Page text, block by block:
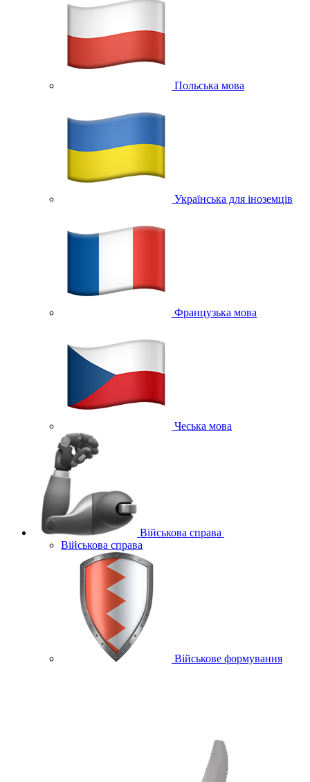
Польська мова
Українська для іноземців
Французька мова
Чеська мова
Військова справа
Військова справа
Військове формування